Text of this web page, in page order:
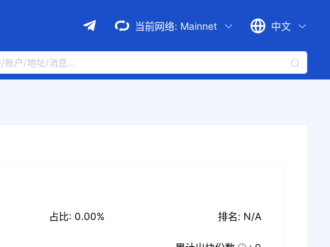
当前网络: Mainnet 中文
占比: 0.00% 排名: N/A